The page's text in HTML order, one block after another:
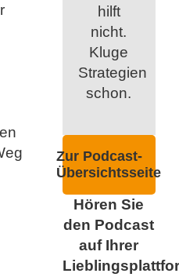
hilft
nicht.
Kluge
Strategien
schon.
Zur Podcast-
Übersichtsseite
Hören Sie
den Podcast
auf Ihrer